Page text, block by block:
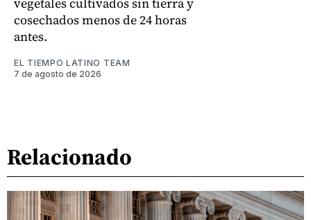
cosechados menos de 24 horas
antes.
EL TIEMPO LATINO TEAM
7 de agosto de 2026
Relacionado